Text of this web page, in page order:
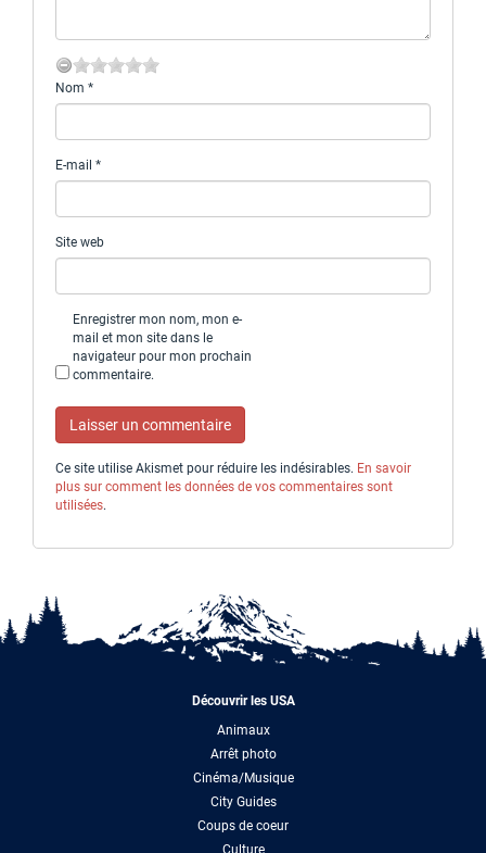
Nom *
E-mail *
Site web
Enregistrer mon nom, mon e-
mail et mon site dans le
navigateur pour mon prochain
commentaire.
Ce site utilise Akismet pour réduire les indésirables. En savoir
plus sur comment les données de vos commentaires sont
utilisées.
Découvrir les USA
Animaux
Arrêt photo
Cinéma/Musique
City Guides
Coups de coeur
Culture